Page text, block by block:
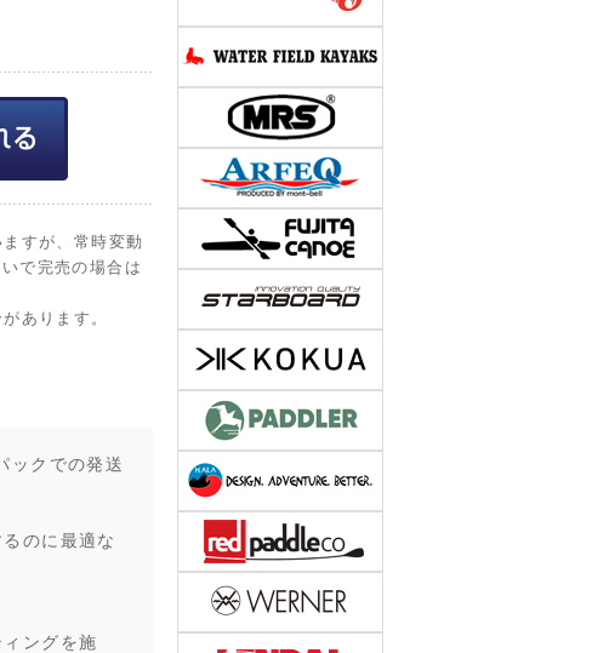
すが、常時変動
で完売の場合は
あります。
ックでの発送
のに最適な
ングを施